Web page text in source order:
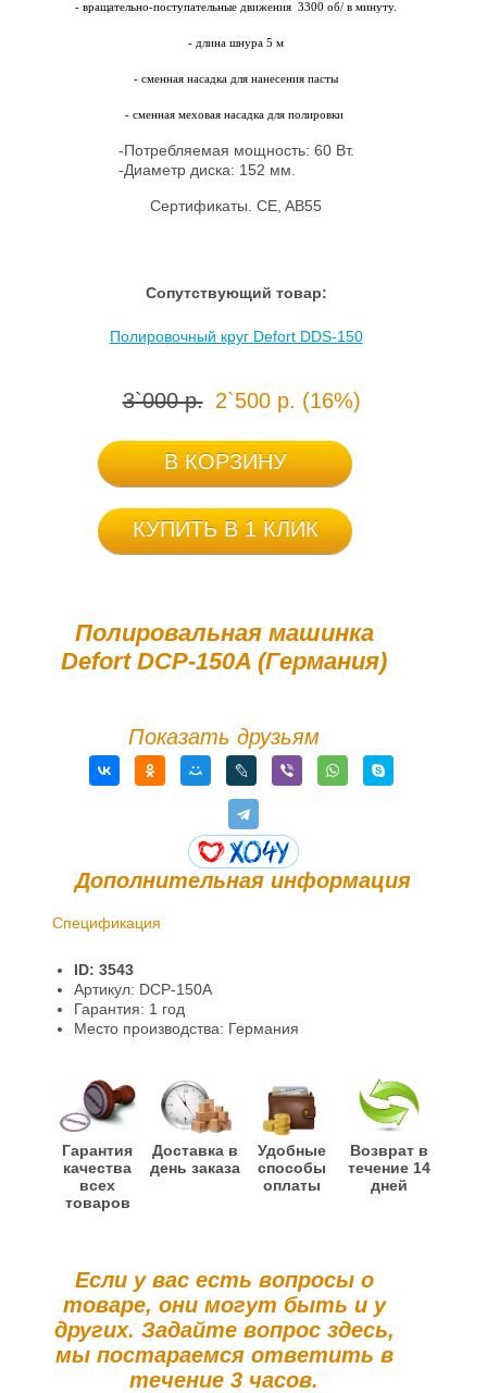
Полировальная машинка
Defort DCP-150A (Германия)
- вращательно-поступательные движения3300 об/ в минуту.
- длина шнура 5 м
- сменная насадка для нанесения пасты
- сменная меховая насадка для полировки
-Потребляемая мощность: 60 Вт.
-Диаметр диска: 152 мм.
Сертификаты. CE, AB55
Сопутствующий товар:
Полировочный круг Defort DDS-150
3`000 р. 2`500 р. (16%)
В КОРЗИНУ
КУПИТЬ В 1 КЛИК
Показать друзьям
Дополнительная информация
Спецификация
Гарантии и возврат
ID: 3543
Артикул: DCP-150A
Гарантия: 1 год
Место производства: Германия
Гарантия
качества
всех
товаров
Доставка в
день заказа
Удобные
способы
оплаты
Возврат в
течение 14
дней
Если у вас есть вопросы о
товаре, они могут быть и у
других. Задайте вопрос здесь,
мы постараемся ответить в
течение 3 часов.